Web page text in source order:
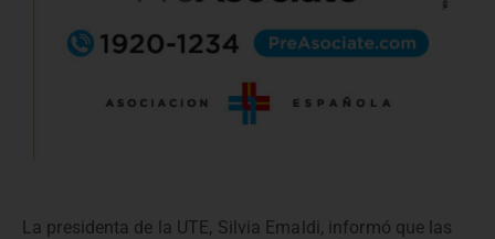
La presidenta de la UTE, Silvia Emaldi, informó que las